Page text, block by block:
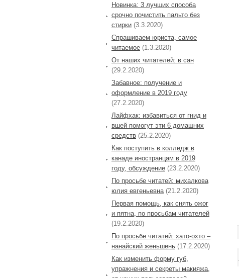
Новинка: 3 лучших способа
срочно почистить пальто без
стирки (3.3.2020)
Спрашиваем юриста, самое
читаемое (1.3.2020)
От наших читателей: в сан
(29.2.2020)
Забавное: получение и
оформление в 2019 году
(27.2.2020)
Лайфхак: избавиться от гнид и
вшей помогут эти 6 домашних
средств (25.2.2020)
Как поступить в колледж в
канаде иностранцам в 2019
году, обсуждение (23.2.2020)
По просьбе читатей: михалкова
юлия евгеньевна (21.2.2020)
Первая помощь, как снять ожог
и пятна, по просьбам читателей
(19.2.2020)
По просьбе читатей: хато-охто –
нанайский женьшень (17.2.2020)
Как изменить форму губ,
упражнения и секреты макияжа,